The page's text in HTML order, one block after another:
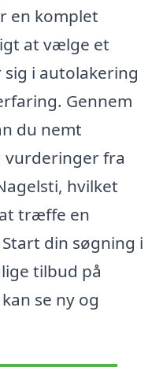
en komplet
at vælge et
i autolakering
Gennem
du nemt
vurderinger fra
hvilket
træffe en
din søgning i
tilbud på
se ny og